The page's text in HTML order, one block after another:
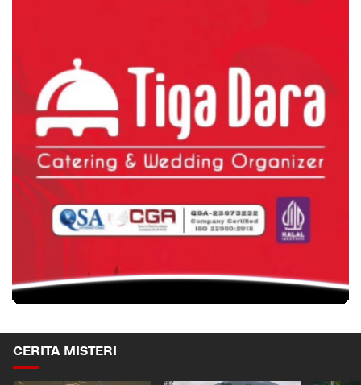
CERITA MISTERI